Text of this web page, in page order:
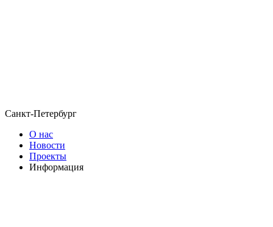
Санкт-Петербург
О нас
Новости
Проекты
Информация